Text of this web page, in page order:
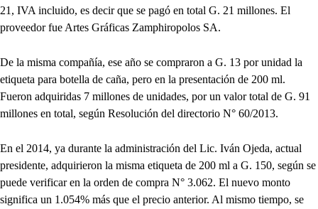
21, IVA incluido, es decir que se pagó en total G. 21 millones. El
proveedor fue Artes Gráficas Zamphiropolos SA.
De la misma compañía, ese año se compraron a G. 13 por unidad la
etiqueta para botella de caña, pero en la presentación de 200 ml.
Fueron adquiridas 7 millones de unidades, por un valor total de G. 91
millones en total, según Resolución del directorio N° 60/2013.
En el 2014, ya durante la administración del Lic. Iván Ojeda, actual
presidente, adquirieron la misma etiqueta de 200 ml a G. 150, según se
puede verificar en la orden de compra N° 3.062. El nuevo monto
significa un 1.054% más que el precio anterior. Al mismo tiempo, se